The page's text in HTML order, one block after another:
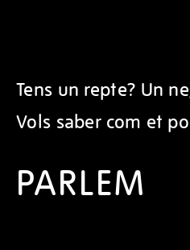
Tens un repte? Un
Vols saber com et
PARLEM